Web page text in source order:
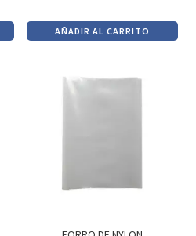
precio
original
$22.
precio
actual
$19.
AÑADIR AL CARRITO